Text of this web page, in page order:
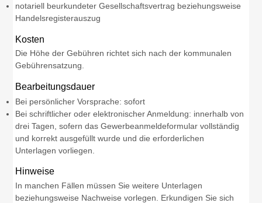
notariell beurkundeter Gesellschaftsvertrag beziehungsweise
Handelsregisterauszug
Kosten
Die Höhe der Gebühren richtet sich nach der kommunalen
Gebührensatzung.
Bearbeitungsdauer
Bei persönlicher Vorsprache: sofort
Bei schriftlicher oder elektronischer Anmeldung: innerhalb von
drei Tagen, sofern das Gewerbeanmeldeformular vollständig
und korrekt ausgefüllt wurde und die erforderlichen
Unterlagen vorliegen.
Hinweise
In manchen Fällen müssen Sie weitere Unterlagen
beziehungsweise Nachweise vorlegen. Erkundigen Sie sich